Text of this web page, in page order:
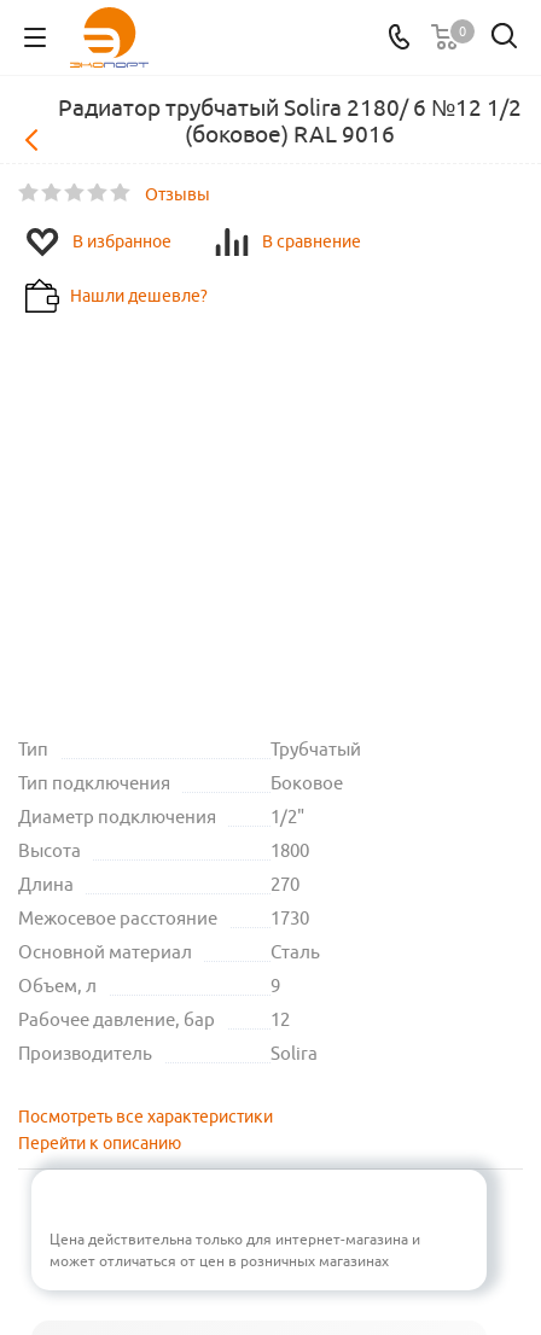
0
Радиатор трубчатый Solira 2180/ 6 №12 1/2
(боковое) RAL 9016
Отзывы
В избранное В сравнение
Нашли дешевле?
Тип
Трубчатый
Тип подключения
Боковое
Диаметр подключения
1/2"
Высота
1800
Длина
270
Межосевое расстояние
1730
Основной материал
Сталь
Объем, л
9
Рабочее давление, бар
12
Производитель
Solira
Посмотреть все характеристики
Перейти к описанию
Цена действительна только для интернет-магазина и
может отличаться от цен в розничных магазинах